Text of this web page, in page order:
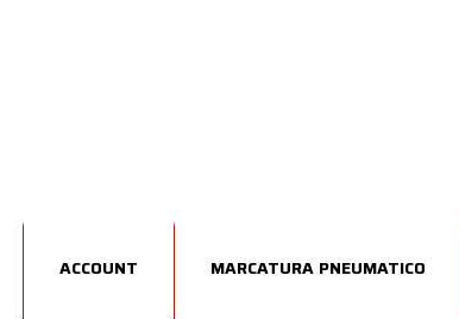
ACCOUNT MARCATURA PNEUMATICO